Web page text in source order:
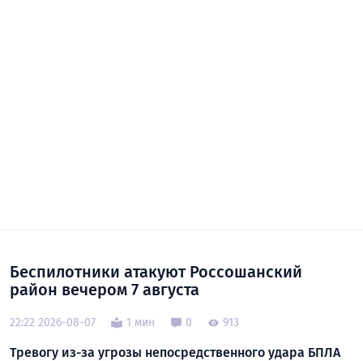
Беспилотники атакуют Россошанский
район вечером 7 августа
22:22 2026-08-07 1 мин 0 913
Тревогу из-за угрозы непосредственного удара БПЛА